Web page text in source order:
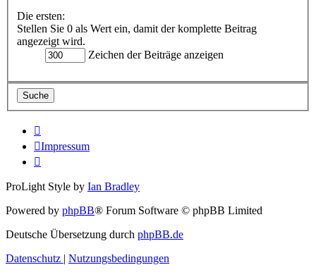
Die ersten:
Stellen Sie 0 als Wert ein, damit der komplette Beitrag
angezeigt wird.
Zeichen der Beiträge anzeigen
Impressum
ProLight Style by Ian Bradley
Powered by phpBB® Forum Software © phpBB Limited
Deutsche Übersetzung durch phpBB.de
Datenschutz | Nutzungsbedingungen